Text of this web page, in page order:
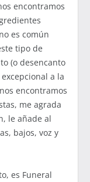
encontramos
es común
tipo de
(o desencanto
a la
encontramos
me agrada
le añade al
bajos, voz y
es Funeral